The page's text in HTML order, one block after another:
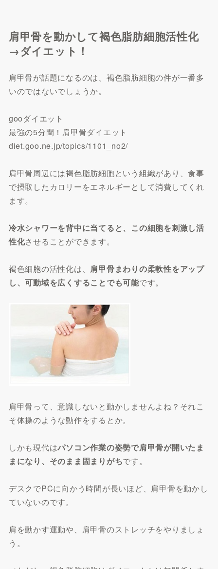
肩甲骨を動かして褐色脂肪細胞活性化
→ダイエット！
肩甲骨が話題になるのは、褐色脂肪細胞の件が一番多
いのではないでしょうか。
gooダイエット
最強の5分間！肩甲骨ダイエット
diet.goo.ne.jp/topics/1101_no2/
肩甲骨周辺には褐色脂肪細胞という組織があり、食事
で摂取したカロリーをエネルギーとして消費してくれ
ます。
冷水シャワーを背中に当てると、この細胞を刺激し活
性化させることができます。
褐色細胞の活性化は、 肩甲骨まわりの柔軟性をアップ
し、可動域を広くすることでも可能です。
肩甲骨って、意識しないと動かしませんよね？それこ
そ体操のような動作をするとか。
しかも現代はパソコン作業の姿勢で肩甲骨が開いたま
まになり、そのまま固まりがちです。
デスクでPCに向かう時間が長いほど、肩甲骨を動かし
ていないのです。
肩を動かす運動や、肩甲骨のストレッチをやりましょ
う。